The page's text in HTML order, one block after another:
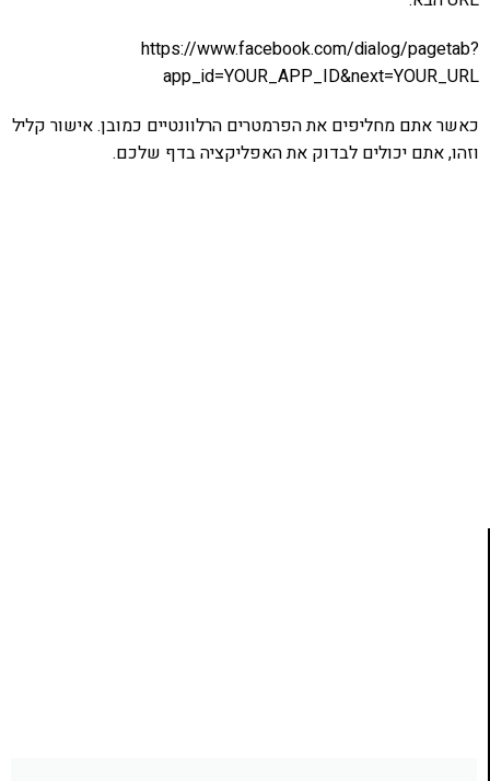
https://www.facebook.com/dialog/pagetab?
app_id=YOUR_APP_ID&next=YOUR_URL
כאשר אתם מחליפים את הפרמטרים הרלוונטיים כמובן. אישור קליל
וזהו, אתם יכולים לבדוק את האפליקציה בדף שלכם.